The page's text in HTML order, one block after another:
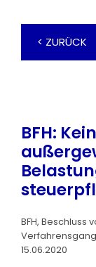
< ZURÜCK
BFH:
BFH, Beschluss
Verfahrensgang:
15.06.2020